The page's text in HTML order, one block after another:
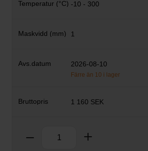
-10 - 300
1
2026-08-10
Färre än 10 i lager
1 160 SEK
Ta bort